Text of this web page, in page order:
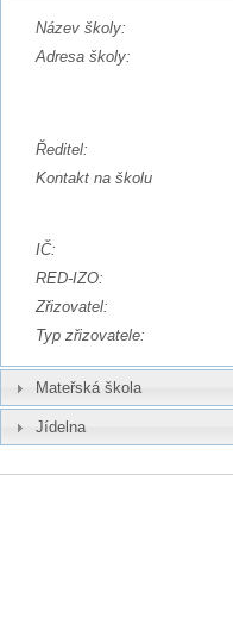
Název školy:
Adresa školy:
Ředitel:
Kontakt na školu
IČ:
RED-IZO:
Zřizovatel:
Typ zřizovatele:
Mateřská škola
Jídelna